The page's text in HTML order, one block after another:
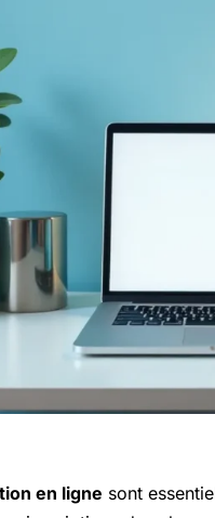
en ligne sont